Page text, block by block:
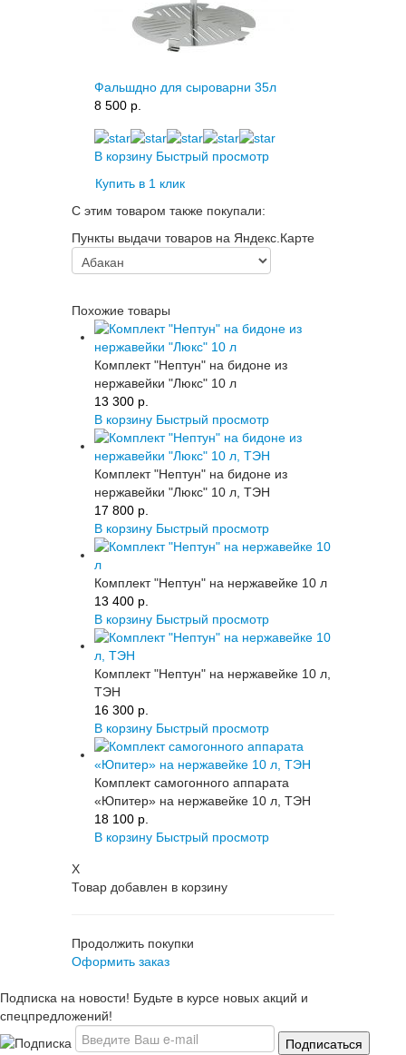
Фальшдно для сыроварни 35л
8 500 p.
В корзину Быстрый просмотр
Купить в 1 клик
С этим товаром также покупали:
Пункты выдачи товаров на Яндекс.Карте
Похожие товары
Комплект "Нептун" на бидоне из
нержавейки "Люкс" 10 л
13 300 p.
В корзину Быстрый просмотр
Комплект "Нептун" на бидоне из
нержавейки "Люкс" 10 л, ТЭН
17 800 p.
В корзину Быстрый просмотр
Комплект "Нептун" на нержавейке 10 л
13 400 p.
В корзину Быстрый просмотр
Комплект "Нептун" на нержавейке 10 л,
ТЭН
16 300 p.
В корзину Быстрый просмотр
Комплект самогонного аппарата
«Юпитер» на нержавейке 10 л, ТЭН
18 100 p.
В корзину Быстрый просмотр
X
Товар добавлен в корзину
Продолжить покупки
Оформить заказ
Подписка на новости! Будьте в курсе новых акций и
спецпредложений!